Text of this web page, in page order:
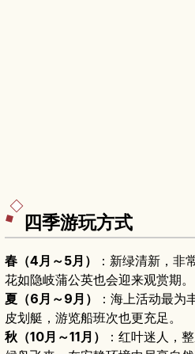
四季游玩方式
春（4月～5月）
：新绿清新，非
花如隐岐蒲公英也会迎来观赏期。
夏（6月～9月）
：海上活动最为
皮划艇，游览船班次也更充足。
秋（10月～11月）
：红叶迷人，